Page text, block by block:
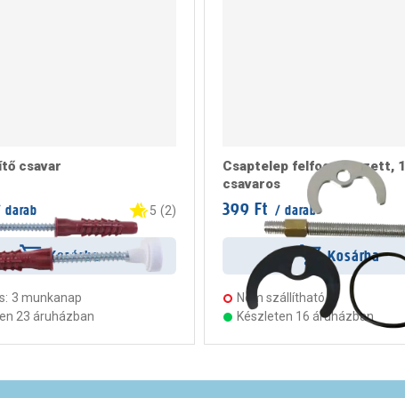
csavar
5 (2)
Kosárba
3 munkanap
23 áruházban
Csaptelep felfogató szett, 1
csavaros
399 Ft / darab
Kosárba
Nem szállítható
Készleten 16 áruházban